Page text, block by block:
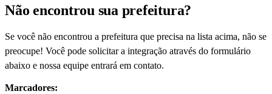
Não encontrou sua prefeitura?
Se você não encontrou a prefeitura que precisa na lista acima, não se
preocupe! Você pode solicitar a integração através do formulário
abaixo e nossa equipe entrará em contato.
Marcadores: